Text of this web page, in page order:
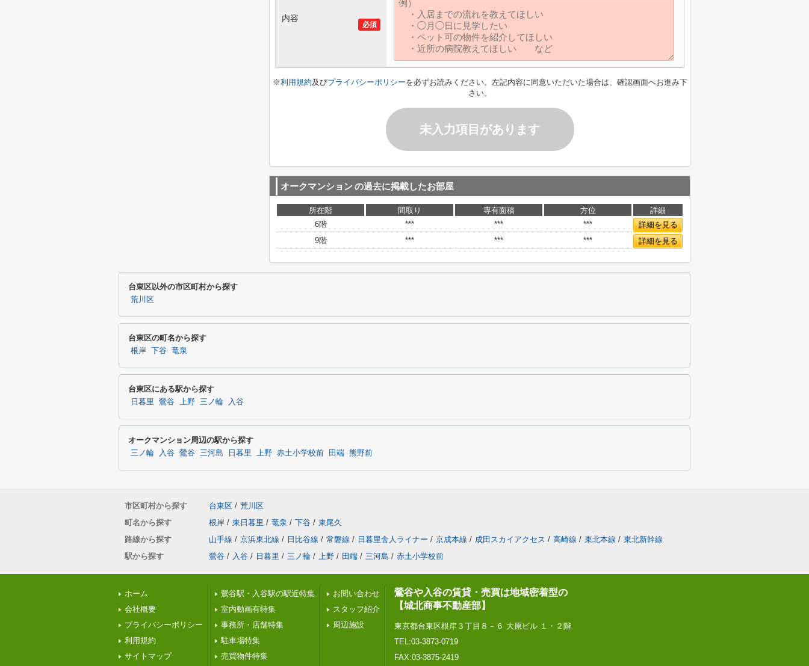
必須
内容
※利用規約及びプライバシーポリシーを必ずお読みください。左記内容に同意いただいた場合は、確認画面へお進み下
さい。
未入力項目があります
オークマンションの過去に掲載したお部屋
所在階 間取り 専有面積 方位
詳細
6階
*** *** ***
詳細を見る
9階
*** *** *** 詳細を見る
台東区以外の市区町村から探す
荒川区
台東区の町名から探す
根岸 下谷 竜泉
台東区にある駅から探す
日暮里 鶯谷 上野 三ノ輪 入谷
オークマンション周辺の駅から探す
三ノ輪 入谷 鶯谷 三河島 日暮里 上野 赤土小学校前 田端 熊野前
市区町村から探す 台東区 / 荒川区
町名から探す
根岸 / 東日暮里 / 竜泉 / 下谷 / 東尾久
路線から探す
山手線 / 京浜東北線 / 日比谷線 / 常磐線 / 日暮里舎人ライナー / 京成本線 / 成田スカイアクセス / 高崎線 / 東北本線 / 東北新幹線
駅から探す
鶯谷 / 入谷 / 日暮里 / 三ノ輪 / 上野 / 田端 / 三河島 / 赤土小学校前
ホーム
会社概要
プライバシーポリシー
利用規約
サイトマップ
鶯谷駅・入谷駅の駅近特集
室内動画有特集
事務所・店舗特集
駐車場特集
売買物件特集
お問い合わせ
スタッフ紹介
周辺施設
鶯谷や入谷の賃貸・売買は地域密着型の
【城北商事不動産部】
東京都台東区根岸３丁目８－６ 大原ビル １・２階
TEL:03-3873-0719
FAX:03-3875-2419